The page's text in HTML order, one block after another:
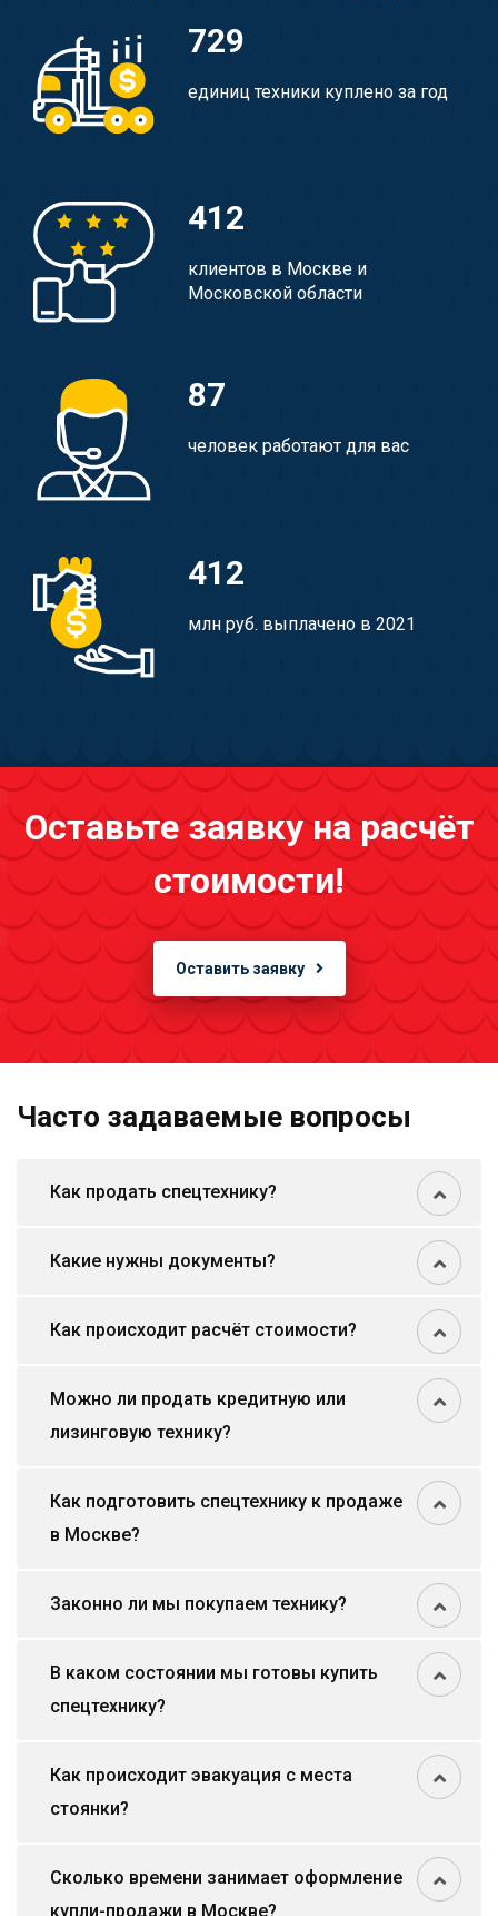
729
единиц техники куплено за год
412
клиентов в Москве и
Московской области
87
человек работают для вас
412
млн руб. выплачено в 2021
Оставьте заявку на расчёт
стоимости!
Оставить заявку
Часто задаваемые вопросы
Как продать спецтехнику?
Какие нужны документы?
Как происходит расчёт стоимости?
Можно ли продать кредитную или
лизинговую технику?
Как подготовить спецтехнику к продаже
в Москве?
Законно ли мы покупаем технику?
В каком состоянии мы готовы купить
спецтехнику?
Как происходит эвакуация с места
стоянки?
Сколько времени занимает оформление
купли-продажи в Москве?